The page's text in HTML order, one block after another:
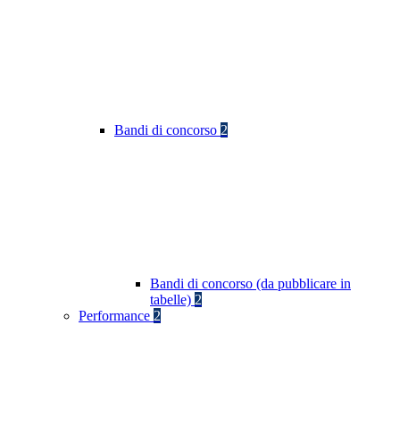
Bandi di concorso 2
Bandi di concorso (da pubblicare in
tabelle) 2
Performance 2